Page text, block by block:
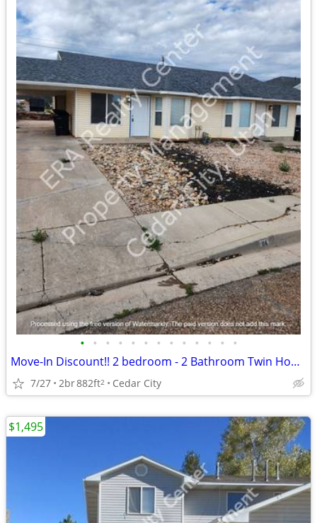
• • • • • • • • • • • • •
Move-In Discount!! 2 bedroom - 2 Bathroom Twin Home (114)
7/27 2br882ft2 Cedar City
$1,495